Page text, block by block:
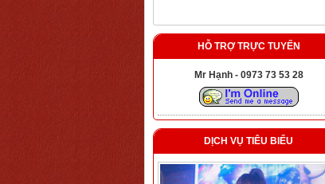
HỖ TRỢ TRỰC TUYẾN
Mr Hạnh - 0973 73 53 28
DỊCH VỤ TIÊU BIỂU